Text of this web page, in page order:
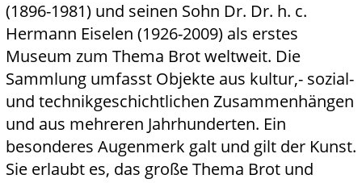
(1896-1981) und seinen Sohn Dr. Dr. h. c.
Hermann Eiselen (1926-2009) als erstes
Museum zum Thema Brot weltweit. Die
Sammlung umfasst Objekte aus kultur,- sozial-
und technikgeschichtlichen Zusammenhängen
und aus mehreren Jahrhunderten. Ein
besonderes Augenmerk galt und gilt der Kunst.
Sie erlaubt es, das große Thema Brot und